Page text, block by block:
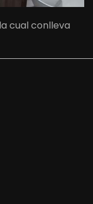
cual conlleva